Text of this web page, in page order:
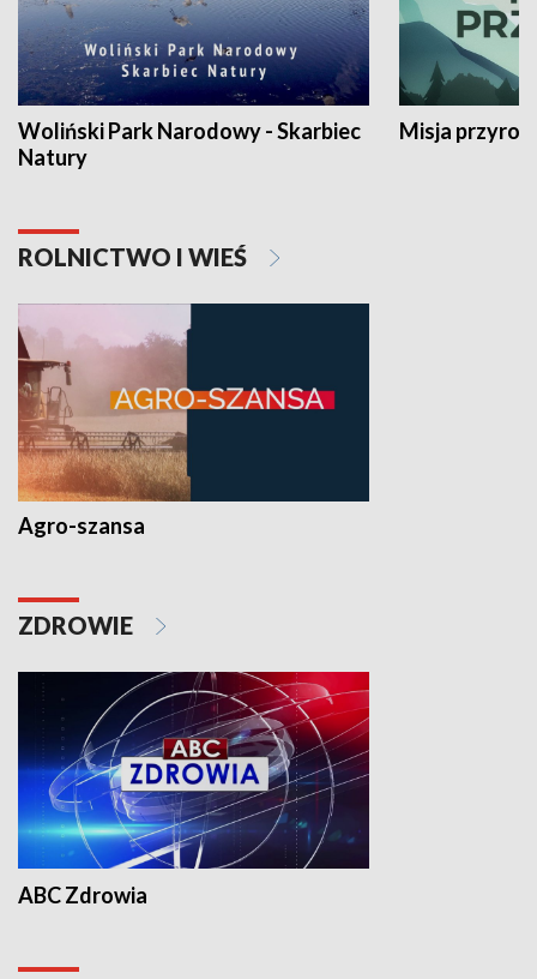
Woliński Park Narodowy - Skarbiec
Natury
Misja
ROLNICTWO I WIEŚ
Agro-szansa
ZDROWIE
ABC Zdrowia